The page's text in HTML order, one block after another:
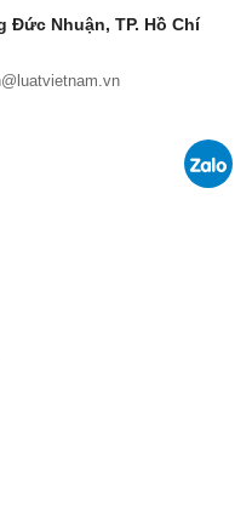
Đức Nhuận, TP. Hồ Chí